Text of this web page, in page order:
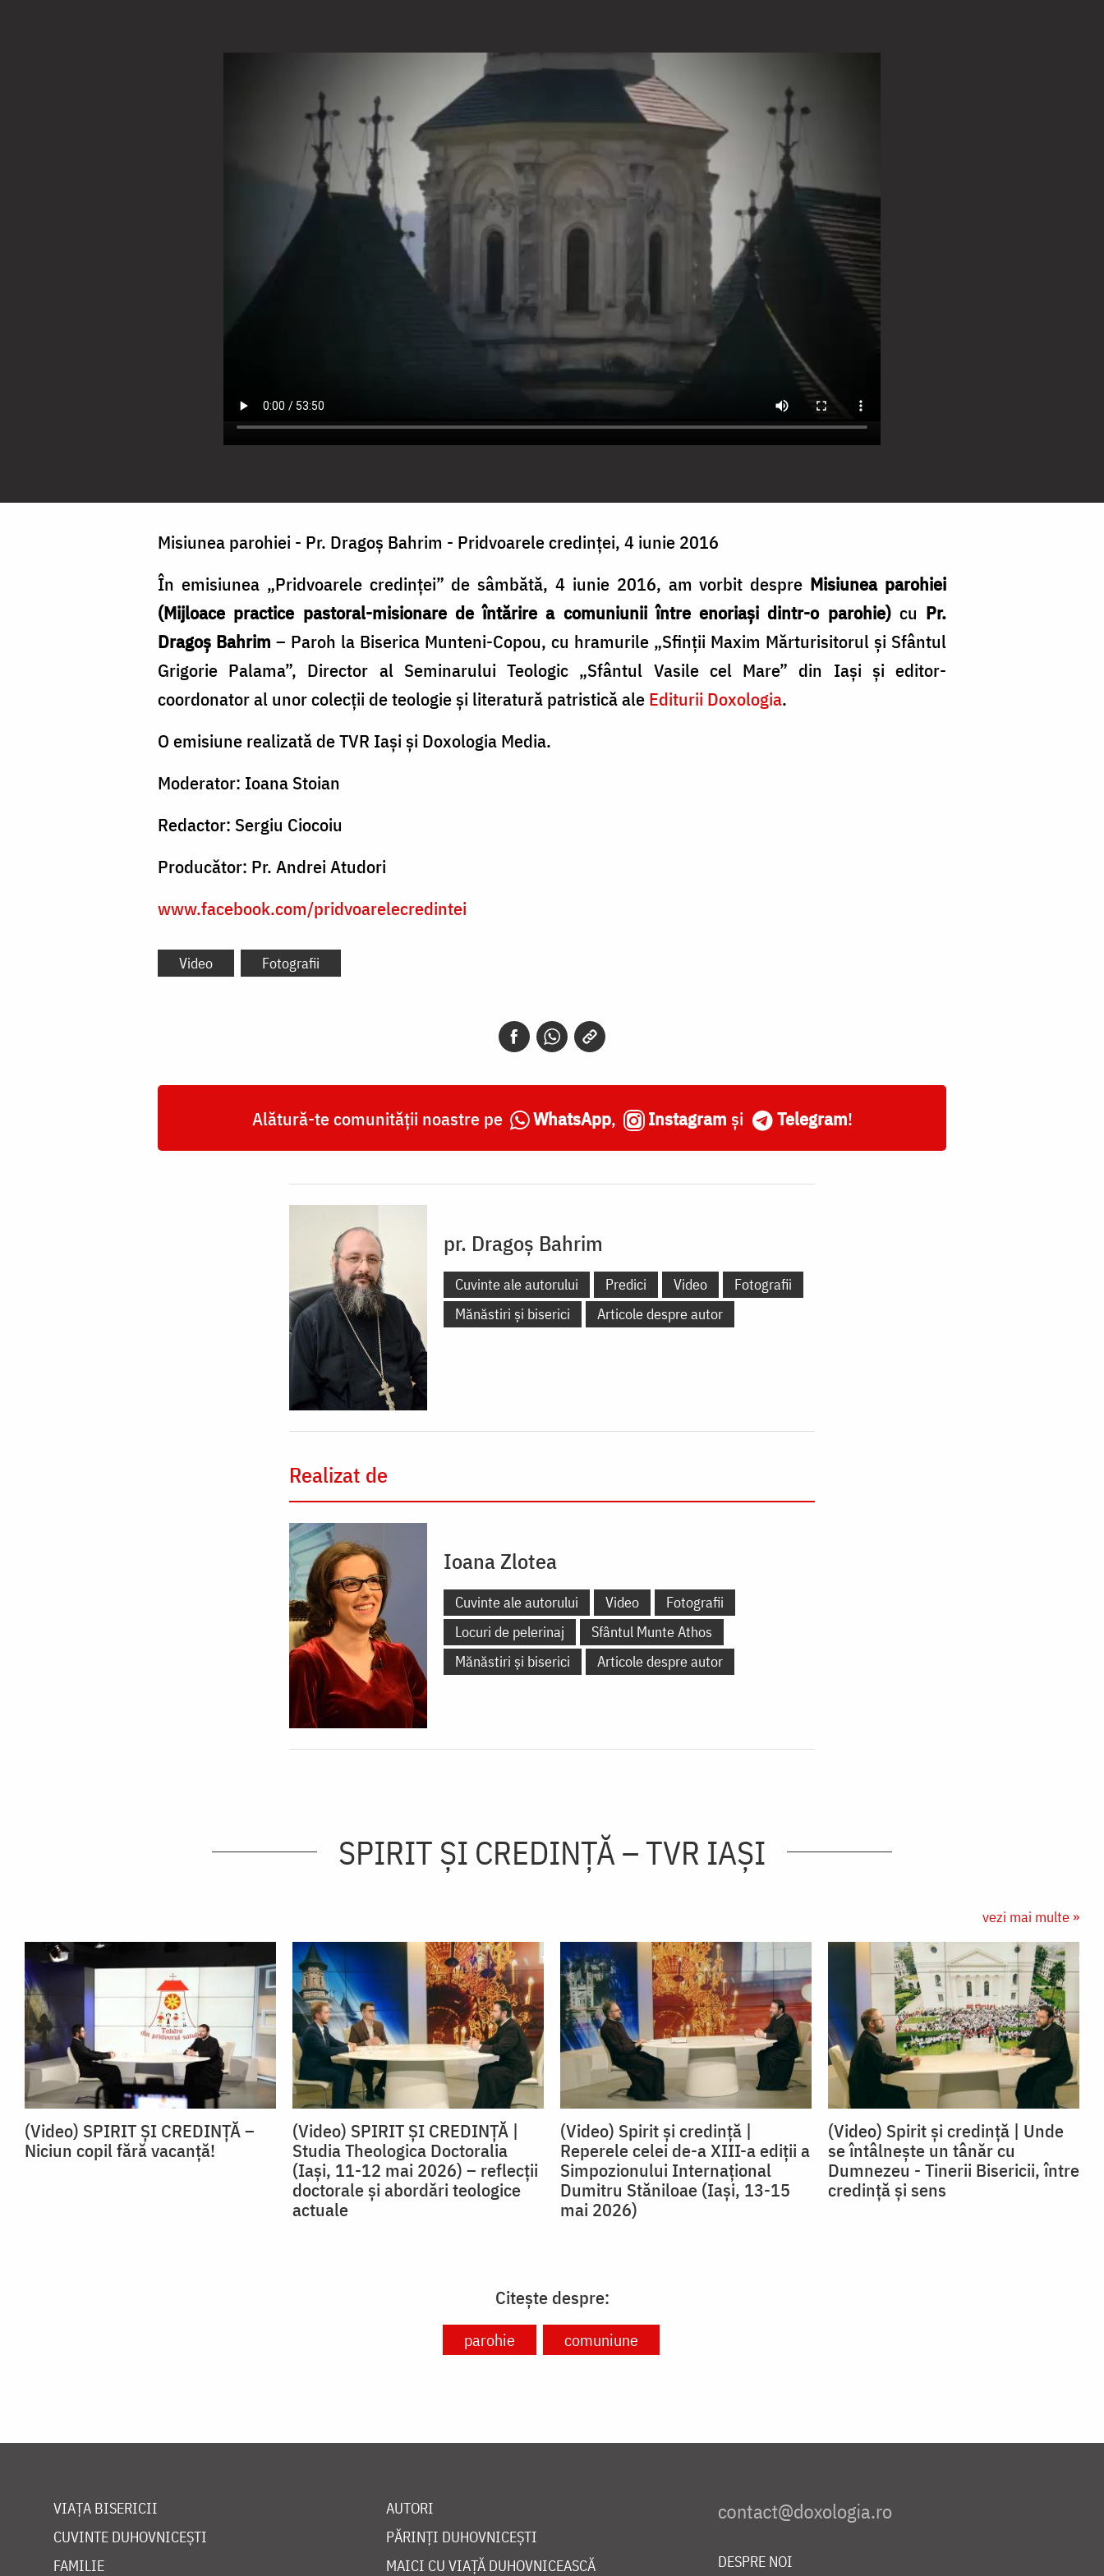
Misiunea parohiei - Pr. Dragoș Bahrim - Pridvoarele credinței, 4 iunie 2016
În emisiunea „Pridvoarele credinței” de sâmbătă, 4 iunie 2016, am vorbit despre Misiunea parohiei
(Mijloace practice pastoral-misionare de întărire a comuniunii între enoriași dintr-o parohie)cu Pr.
Dragoș Bahrim – Paroh la Biserica Munteni-Copou, cu hramurile „Sfinţii Maxim Mărturisitorul şi Sfântul
Grigorie Palama”, Director al Seminarului Teologic „Sfântul Vasile cel Mare” din Iași și editor-
coordonator al unor colecţii de teologie și literatură patristică ale Editurii Doxologia.
O emisiune realizată de TVR Iaşi şi Doxologia Media.
Moderator: Ioana Stoian
Redactor: Sergiu Ciocoiu
Producător: Pr. Andrei Atudori
www.facebook.com/pridvoarelecredintei
Video Fotografii
Alătură-te comunității noastre pe WhatsApp, Instagram și Telegram!
pr. Dragoș Bahrim
Cuvinte ale autorului Predici Video
Fotografii
Mănăstiri și biserici
Articole despre autor
Realizat de
Ioana Zlotea
Cuvinte ale autorului Video
Fotografii
Locuri de pelerinaj
Sfântul Munte Athos
Mănăstiri și biserici
Articole despre autor
SPIRIT ȘI CREDINȚĂ – TVR IAȘI
vezi mai multe »
(Video) SPIRIT ŞI CREDINŢĂ –
Niciun copil fără vacanţă!
(Video) SPIRIT ȘI CREDINȚĂ |
Studia Theologica Doctoralia
(Iaşi, 11-12 mai 2026) – reflecţii
doctorale şi abordări teologice
actuale
(Video) Spirit și credință |
Reperele celei de-a XIII-a ediții a
Simpozionului Internațional
Dumitru Stăniloae (Iaşi, 13-15
mai 2026)
(Video) Spirit și credință | Unde
se întâlnește un tânăr cu
Dumnezeu - Tinerii Bisericii, între
credinţă şi sens
Citește despre:
parohie comuniune
VIAȚA BISERICII
CUVINTE DUHOVNICEȘTI
FAMILIE
AUTORI
PĂRINȚI DUHOVNICEȘTI
MAICI CU VIAȚĂ DUHOVNICEASCĂ
DESPRE NOI